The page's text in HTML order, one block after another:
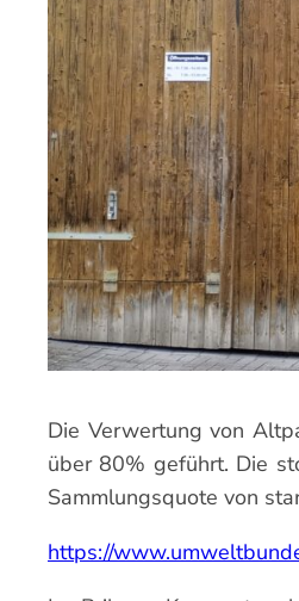
Die Verwertung von
über 80% geführt. Die
Sammlungsquote von
https://